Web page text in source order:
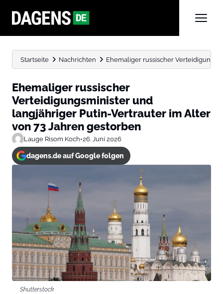
Startseite Nachrichten Ehemaliger russischer
Ehemaliger russischer
Verteidigungsminister und
langjähriger Putin-Vertrauter im Alter
von 73 Jahren gestorben
Lauge Risom Koch•26. Juni 2026
dagens.de auf Google folgen
Shutterstock